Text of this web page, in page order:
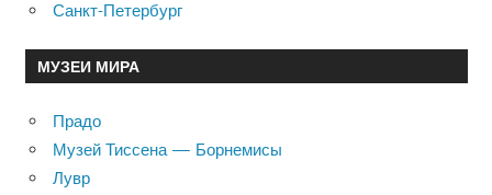
Санкт-Петербург
МУЗЕИ МИРА
Прадо
Музей Тиссена — Борнемисы
Лувр